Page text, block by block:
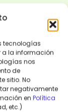
tecnologías
la información
nos
de
sitio. No
negativamente
en Política
etc.)